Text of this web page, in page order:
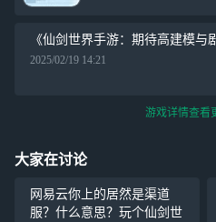
《仙剑世界手游：期待高建模与
2025/02/19 14:21
游戏详情查看
大家在讨论
网易云你上的居然是渠道
服？什么意思？玩个仙剑世